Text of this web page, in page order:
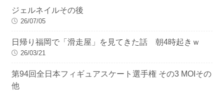
ジェルネイルその後
26/07/05
日帰り福岡で「滑走屋」を見てきた話 朝4時起きｗ
26/03/21
第94回全日本フィギュアスケート選手権 その3 MOIその
他